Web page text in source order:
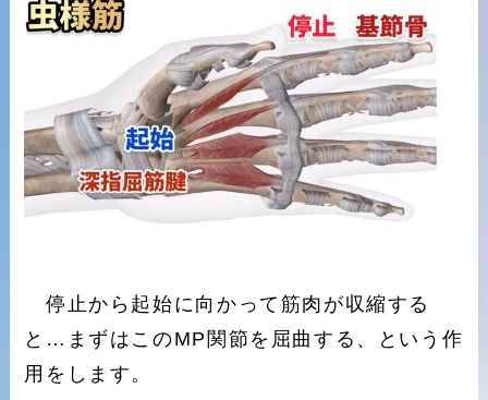
停止から起始に向かって筋肉が収縮する
と…まずはこのMP関節を屈曲する、という作
用をします。